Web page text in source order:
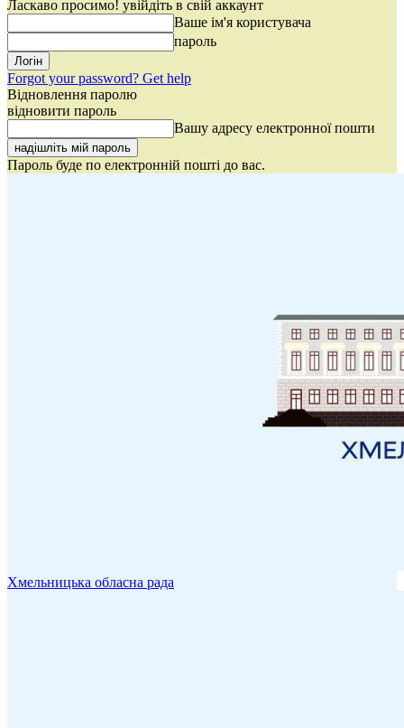
Ласкаво просимо! увійдіть в свій аккаунт
Ваше ім'я користувача
пароль
Forgot your password? Get help
Відновлення паролю
відновити пароль
Вашу адресу електронної пошти
Пароль буде по електронній пошті до вас.
Хмельницька обласна рада